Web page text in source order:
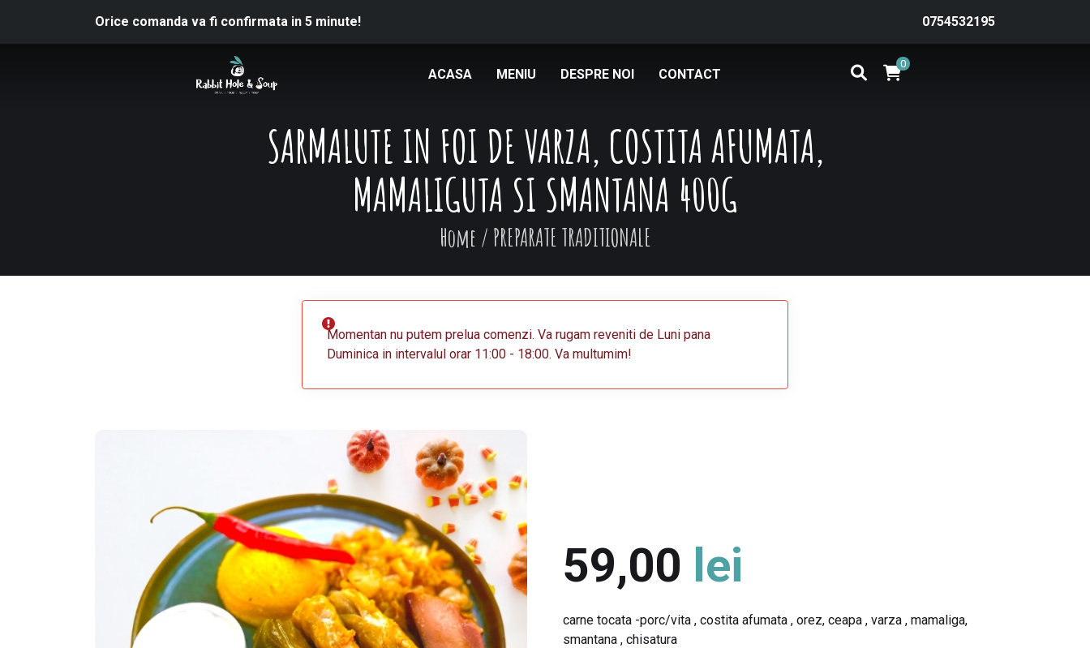
Orice comanda va fi confirmata in 5 minute! 0754532195
ACASA MENIU DESPRE NOI CONTACT
0
SARMALUTE IN FOI DE VARZA, COSTITA AFUMATA,
MAMALIGUTA SI SMANTANA 400G
Home / PREPARATE TRADITIONALE
Momentan nu putem prelua comenzi. Va rugam reveniti de Luni pana
Duminica in intervalul orar 11:00 - 18:00. Va multumim!
59,00 lei
carne tocata -porc/vita , costita afumata , orez, ceapa , varza , mamaliga,
smantana , chisatura